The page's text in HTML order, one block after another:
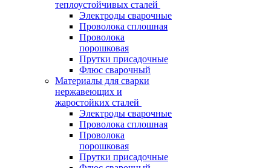
теплоустойчивых сталей
Электроды сварочные
Проволока сплошная
Проволока
порошковая
Прутки присадочные
Флюс сварочный
Материалы для сварки
нержавеющих и
жаростойких сталей
Электроды сварочные
Проволока сплошная
Проволока
порошковая
Прутки присадочные